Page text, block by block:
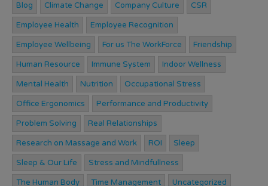
Blog Climate Change Company Culture CSR
Employee Health Employee Recognition
Employee Wellbeing For us The WorkForce Friendship
Human Resource Immune System Indoor Wellness
Mental Health Nutrition Occupational Stress
Office Ergonomics Performance and Productivity
Problem Solving Real Relationships
Research on Massage and Work ROI Sleep
Sleep & Our Life Stress and Mindfullness
The Human Body Time Management Uncategorized